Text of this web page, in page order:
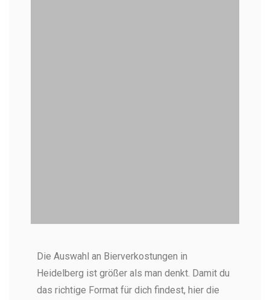
Frisch gezaptes Bier während einer Bierprobe in
Heidelberg (Bild:Heerlijk Heidelberg)
Die Auswahl an Bierverkostungen in
Heidelberg ist größer als man denkt. Damit du
das richtige Format für dich findest, hier die